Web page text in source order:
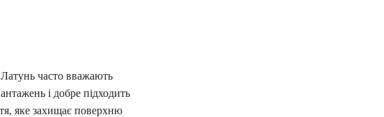
Латунь часто вважають
і добре підходить
яке захищає поверхню